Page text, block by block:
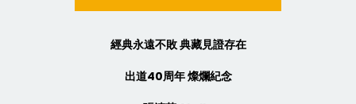
經典永遠不敗 典藏見證存在
出道40周年 燦爛紀念